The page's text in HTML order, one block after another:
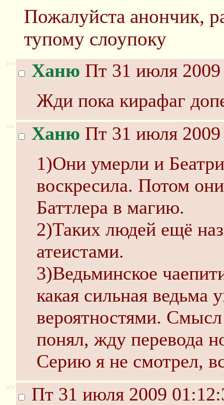
Пожалуйста анончик,
тупому слоупоку
>> Ханю Пт 31 июля
Жди пока кирафаг
>> Ханю Пт 31 июля
1)Они умерли и
воскресила. Потом
Баттлера в магию.
2)Таких людей ещё
атеистами.
3)Ведьминское
какая сильная ведьма
вероятностями.
понял, жду перевода
Серию я не смотрел,
>>
Пт 31 июля 2009